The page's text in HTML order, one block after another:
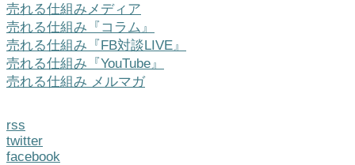
売れる仕組みメディア
売れる仕組み『コラム』
売れる仕組み『FB対談LIVE』
売れる仕組み『YouTube』
売れる仕組み メルマガ
rss
twitter
facebook